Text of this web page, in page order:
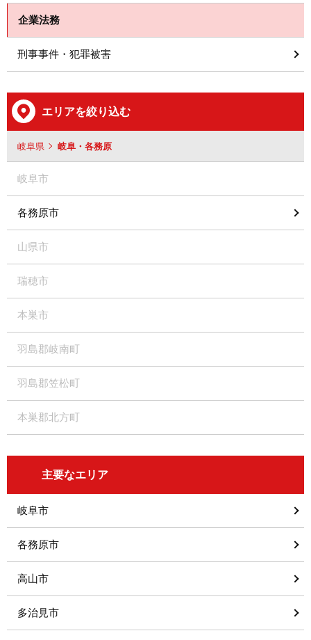
企業法務
刑事事件・犯罪被害
エリアを絞り込む
岐阜県 岐阜・各務原
岐阜市
各務原市
山県市
瑞穂市
本巣市
羽島郡岐南町
羽島郡笠松町
本巣郡北方町
主要なエリア
岐阜市
各務原市
高山市
多治見市